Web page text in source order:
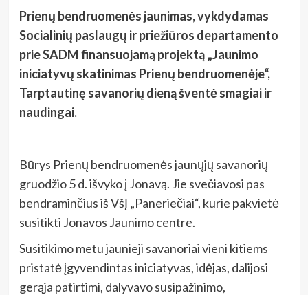
Prienų bendruomenės jaunimas, vykdydamas
Socialinių paslaugų ir priežiūros departamento
prie SADM finansuojamą projektą „Jaunimo
iniciatyvų skatinimas Prienų bendruomenėje“,
Tarptautinę savanorių dieną šventė smagiai ir
naudingai.
Būrys Prienų bendruomenės jaunųjų savanorių
gruodžio 5 d. išvyko į Jonavą. Jie svečiavosi pas
bendraminčius iš VšĮ „Paneriečiai“, kurie pakvietė
susitikti Jonavos Jaunimo centre.
Susitikimo metu jaunieji savanoriai vieni kitiems
pristatė įgyvendintas iniciatyvas, idėjas, dalijosi
gerąja patirtimi, dalyvavo susipažinimo,